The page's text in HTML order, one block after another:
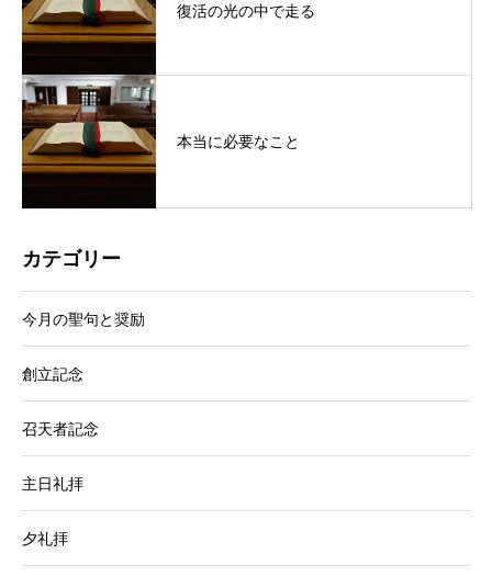
復活の光の中で走る
本当に必要なこと
カテゴリー
今月の聖句と奨励
創立記念
召天者記念
主日礼拝
夕礼拝